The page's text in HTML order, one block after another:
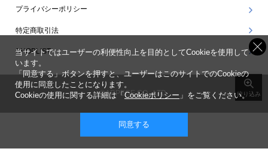
絞り込み
プライバシーポリシー
特定商取引法
SHOPLIST
©ARPEGE CO., LTD.
表示 ： スマートフォン版 |
当サイトではユーザーの利便性向上を目的としてCookieを使用して
います。
「同意する」ボタンを押すと、ユーザーはこのサイトでのCookieの
使用に同意したことになります。
Cookieの使用に関する詳細は「Cookieポリシー 」をご覧ください。
同意する